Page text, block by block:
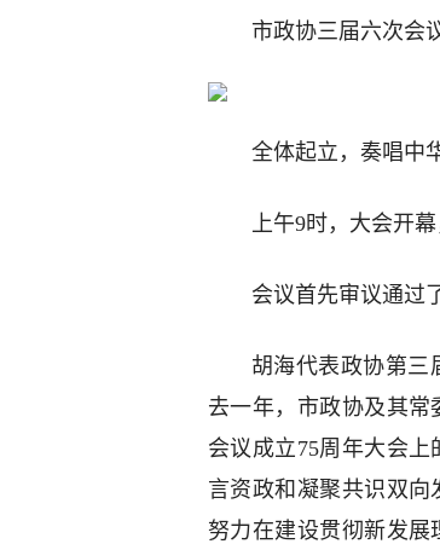
市政协三届六次会
全体起立，奏唱中
上午9时，大会开
会议首先审议通过
胡海代表政协第三
去一年，市政协及其
会议成立75周年大会
言资政和凝聚共识双向
努力在建设贯彻新发